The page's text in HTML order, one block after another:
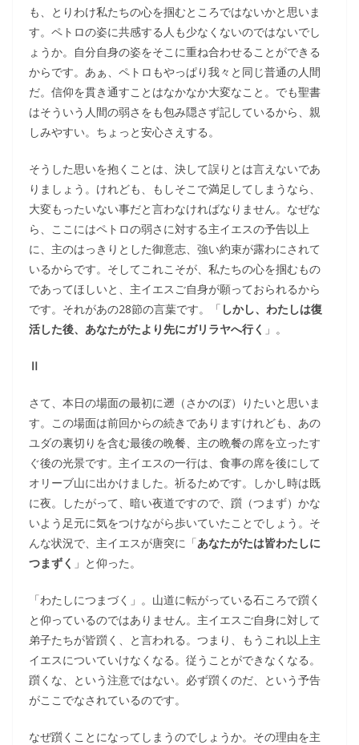
も、とりわけ私たちの心を掴むところではないかと思いま
す。ペトロの姿に共感する人も少なくないのではないでし
ょうか。自分自身の姿をそこに重ね合わせることができる
からです。あぁ、ペトロもやっぱり我々と同じ普通の人間
だ。信仰を貫き通すことはなかなか大変なこと。でも聖書
はそういう人間の弱さをも包み隠さず記しているから、親
しみやすい。ちょっと安心さえする。
そうした思いを抱くことは、決して誤りとは言えないであ
りましょう。けれども、もしそこで満足してしまうなら、
大変もったいない事だと言わなければなりません。なぜな
ら、ここにはペトロの弱さに対する主イエスの予告以上
に、主のはっきりとした御意志、強い約束が露わにされて
いるからです。そしてこれこそが、私たちの心を掴むもの
であってほしいと、主イエスご自身が願っておられるから
です。それがあの28節の言葉です。「 しかし、わたしは復
活した後、あなたがたより先にガリラヤへ行く 」。
Ⅱ
さて、本日の場面の最初に遡（さかのぼ）りたいと思いま
す。この場面は前回からの続きでありますけれども、あの
ユダの裏切りを含む最後の晩餐、主の晩餐の席を立ったす
ぐ後の光景です。主イエスの一行は、食事の席を後にして
オリーブ山に出かけました。祈るためです。しかし時は既
に夜。したがって、暗い夜道ですので、躓（つまず）かな
いよう足元に気をつけながら歩いていたことでしょう。そ
んな状況で、主イエスが唐突に「あなたがたは皆わたしに
つまずく 」と仰った。
「わたしにつまづく」。山道に転がっている石ころで躓く
と仰っているのではありません。主イエスご自身に対して
弟子たちが皆躓く、と言われる。つまり、もうこれ以上主
イエスについていけなくなる。従うことができなくなる。
躓くな、という注意ではない。必ず躓くのだ、という予告
がここでなされているのです。
なぜ躓くことになってしまうのでしょうか。その理由を主